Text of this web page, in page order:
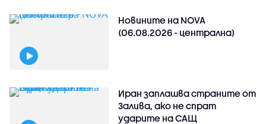
Новините на NOVA
(06.08.2026 - централна)
Иран заплашва страните от
Залива, ако не спрат
ударите на САЩ